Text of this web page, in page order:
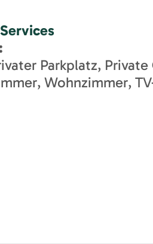
:
Parkplatz Private
Wohnzimmer